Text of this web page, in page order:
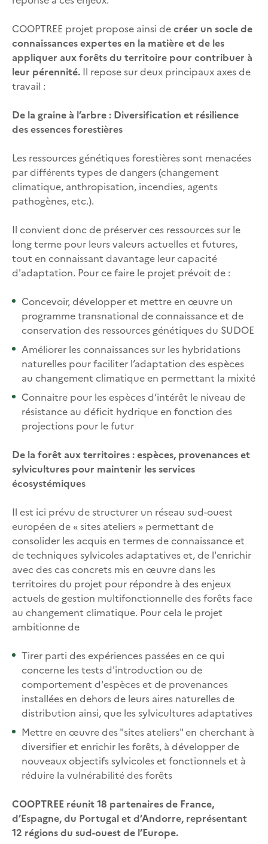
COOPTREE projet propose ainsi decréer un socle de
connaissances expertes en la matière et de les
appliquer aux forêts du territoire pour contribuer à
leur pérennité. Il repose sur deux principaux axes de
travail :
De la graine à l’arbre : Diversification et résilience
des essences forestières
Les ressources génétiques forestières sont menacées
par différents types de dangers (changement
climatique, anthropisation, incendies, agents
pathogènes, etc.).
Il convient donc de préserver ces ressources sur le
long terme pour leurs valeurs actuelles et futures,
tout en connaissant davantage leur capacité
d'adaptation. Pour ce faire le projet prévoit de :
Concevoir, développer et mettre en œuvre un
programme transnational de connaissance et de
conservation des ressources génétiques du SUDOE
Améliorer les connaissances sur les hybridations
naturelles pour faciliter l’adaptation des espèces
au changement climatique en permettant la mixité
Connaitre pour les espèces d’intérêt le niveau de
résistance au déficit hydrique en fonction des
projections pour le futur
De la forêt aux territoires : espèces, provenances et
sylvicultures pour maintenir les services
écosystémiques
Il est ici prévu de structurer un réseau sud-ouest
européen de « sites ateliers » permettant de
consolider les acquis en termes de connaissance et
de techniques sylvicoles adaptatives et, de l'enrichir
avec des cas concrets mis en œuvredans les
territoires du projet pour répondre à des enjeux
actuels de gestion multifonctionnelle des forêts face
au changement climatique. Pour cela le projet
ambitionne de
Tirer parti des expériences passées en ce qui
concerne les tests d'introduction ou de
comportement d'espèces et de provenances
installées en dehors de leurs aires naturelles de
distribution ainsi, que les sylvicultures adaptatives
Mettre en œuvre des "sites ateliers" en cherchant à
diversifier et enrichir les forêts, à développer de
nouveaux objectifs sylvicoles et fonctionnels et à
réduire la vulnérabilité des forêts
COOPTREE réunit 18 partenaires de France,
d’Espagne, du Portugal et d’Andorre, représentant
12 régions du sud-ouest de l’Europe.